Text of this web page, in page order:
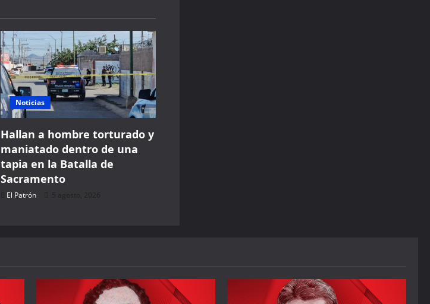
Noticias
Hallan a hombre torturado y
maniatado dentro de una
tapia en la Batalla de
Sacramento
El Patrón 5 agosto, 2026